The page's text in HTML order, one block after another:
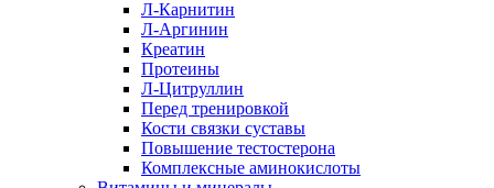
Л-Карнитин
Л-Аргинин
Креатин
Протеины
Л-Цитруллин
Перед тренировкой
Кости связки суставы
Повышение тестостерона
Комплексные аминокислоты